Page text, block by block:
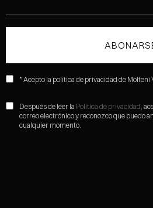
* Acepto la política de privacidad de Molteni
Después de leer la Política de privacidad,
correo electrónico y reconozco que puedo
cualquier momento.